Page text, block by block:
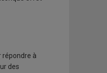
répondre à
des